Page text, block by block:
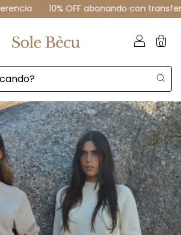
10% OFF abonando con transferencia
0